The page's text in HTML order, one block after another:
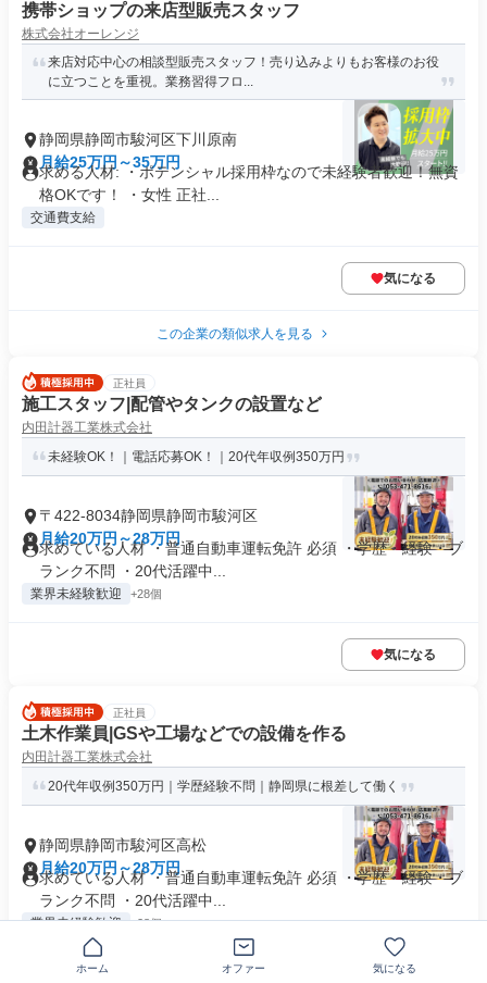
携帯ショップの来店型販売スタッフ
株式会社オーレンジ
来店対応中心の相談型販売スタッフ！売り込みよりもお客様のお役
に立つことを重視。業務習得フロ...
静岡県静岡市駿河区下川原南
月給25万円～35万円
求める人材: ・ポテンシャル採用枠なので未経験者歓迎！無資
格OKです！ ・女性 正社...
交通費支給
気になる
この企業の類似求人を見る
正社員
施工スタッフ|配管やタンクの設置など
内田計器工業株式会社
未経験OK！｜電話応募OK！｜20代年収例350万円
〒422-8034静岡県静岡市駿河区
月給20万円～28万円
求めている人材 ・普通自動車運転免許 必須 ・学歴・経験・ブ
ランク不問 ・20代活躍中...
業界未経験歓迎 +28個
気になる
正社員
土木作業員|GSや工場などでの設備を作る
内田計器工業株式会社
20代年収例350万円｜学歴経験不問｜静岡県に根差して働く
静岡県静岡市駿河区高松
月給20万円～28万円
求めている人材 ・普通自動車運転免許 必須 ・学歴・経験・ブ
ランク不問 ・20代活躍中...
業界未経験歓迎 +28個
ホーム オファー 気になる